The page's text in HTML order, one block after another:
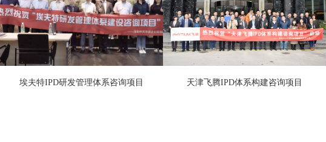
埃夫特IPD研发管理体系咨询项目 天津飞腾IPD体系构建咨询项目